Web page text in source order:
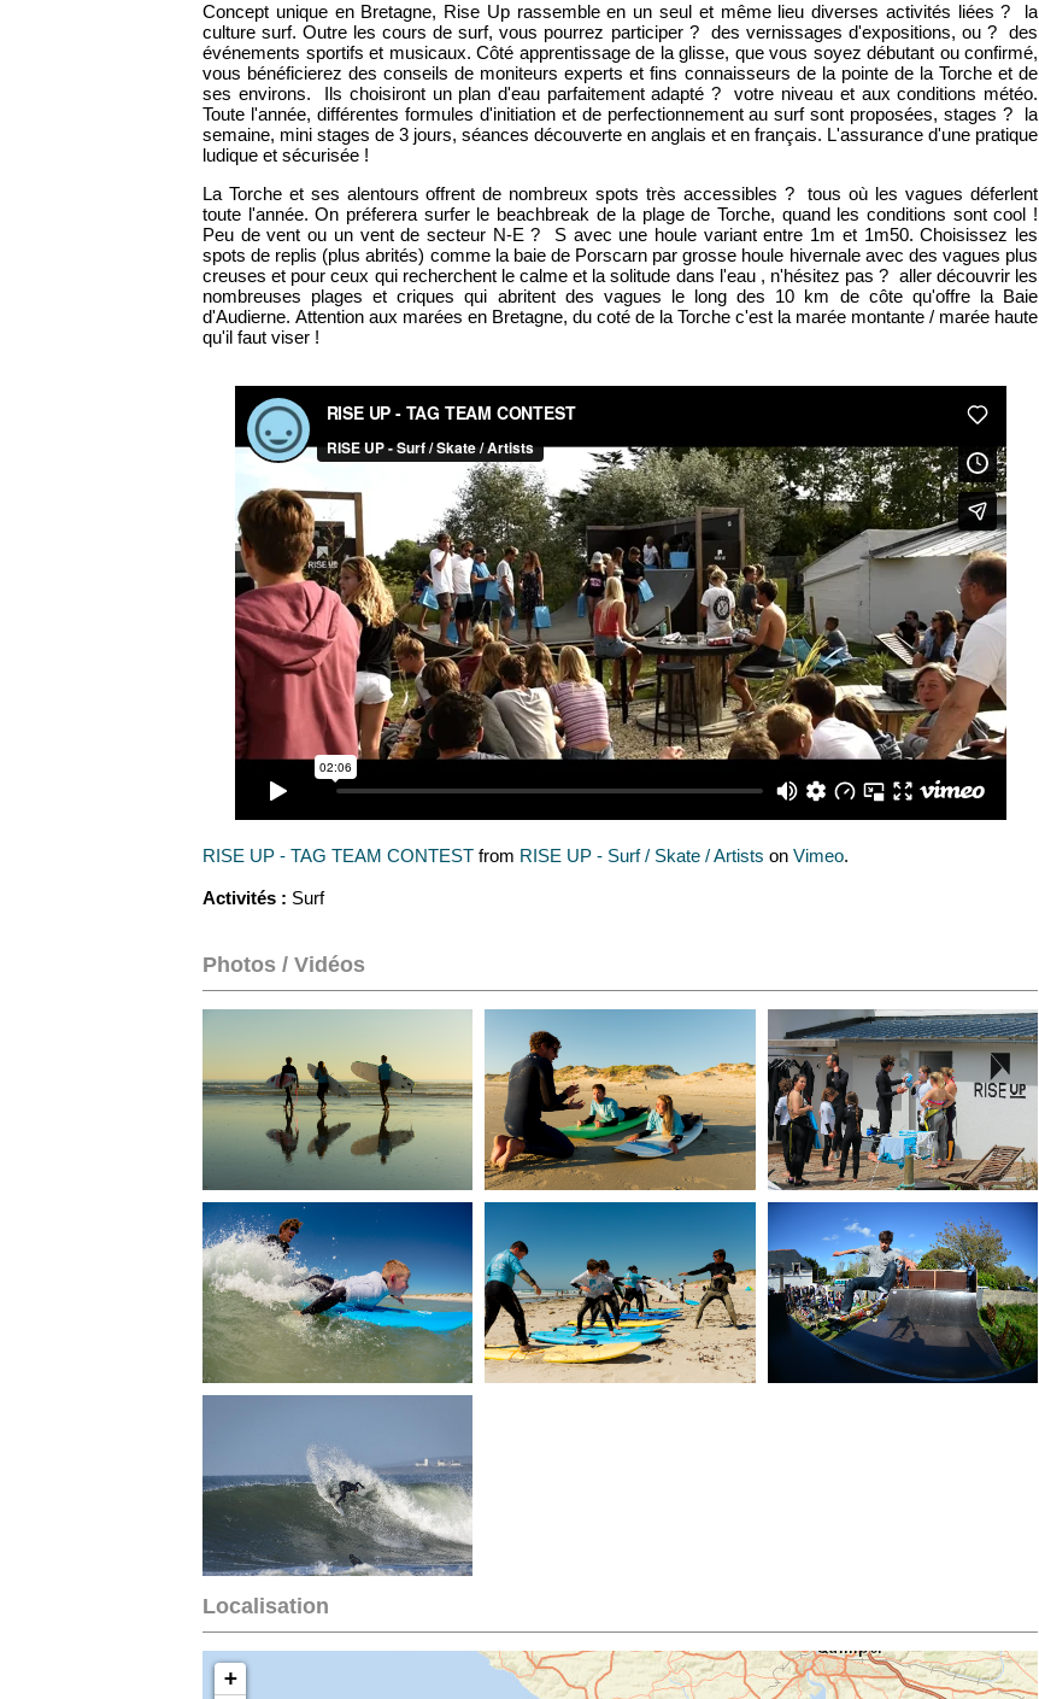
Concept unique en Bretagne, Rise Up rassemble en un seul et même lieu diverses activités liées ? la
culture surf. Outre les cours de surf, vous pourrez participer ? des vernissages d'expositions, ou ? des
événements sportifs et musicaux. Côté apprentissage de la glisse, que vous soyez débutant ou confirmé,
vous bénéficierez des conseils de moniteurs experts et fins connaisseurs de la pointe de la Torche et de
ses environs. Ils choisiront un plan d'eau parfaitement adapté ? votre niveau et aux conditions météo.
Toute l'année, différentes formules d'initiation et de perfectionnement au surf sont proposées, stages ? la
semaine, mini stages de 3 jours, séances découverte en anglais et en français. L'assurance d'une pratique
ludique et sécurisée !
La Torche et ses alentours offrent de nombreux spots très accessibles ? tous où les vagues déferlent
toute l'année. On préferera surfer le beachbreak de la plage de Torche, quand les conditions sont cool !
Peu de vent ou un vent de secteur N-E ? S avec une houle variant entre 1m et 1m50. Choisissez les
spots de replis (plus abrités) comme la baie de Porscarn par grosse houle hivernale avec des vagues plus
creuses et pour ceux qui recherchent le calme et la solitude dans l'eau , n'hésitez pas ? aller découvrir les
nombreuses plages et criques qui abritent des vagues le long des 10 km de côte qu'offre la Baie
d'Audierne. Attention aux marées en Bretagne, du coté de la Torche c'est la marée montante / marée haute
qu'il faut viser !
RISE UP - TAG TEAM CONTEST from RISE UP - Surf / Skate / Artists on Vimeo.
Activités : Surf
Photos / Vidéos
Localisation
+